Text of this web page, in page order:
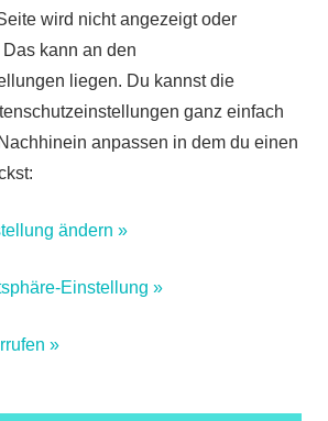
wird nicht angezeigt oder
kann an den
liegen. Du kannst die
ganz einfach
anpassen in dem du einen
ändern »
Einstellung »
»